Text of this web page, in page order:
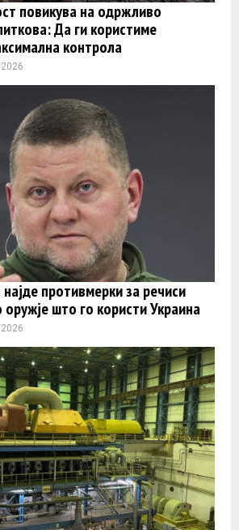
повикува на одржливо
Да ги користиме
контрола
противмерки за речиси
што го користи Украина